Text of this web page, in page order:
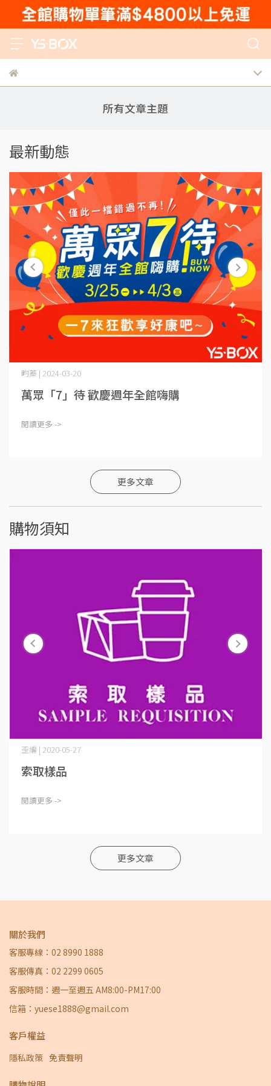
所有文章主題
最新動態
畇蓁 | 2024-03-20
萬眾「7」待 歡慶週年全館嗨購
閱讀更多 ->
更多文章
購物須知
歪編 | 2020-05-27
索取樣品
閱讀更多 ->
更多文章
關於我們
客服專線：02 8990 1888
客服傳真：02 2299 0605
客服時間：週一至週五 AM8:00-PM17:00
信箱：yuese1888@gmail.com
客戶權益
隱私政策 免責聲明